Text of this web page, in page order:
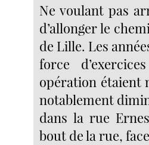
Ne voulant pas
d’allonger le
de Lille. Les
force
opération étaient
notablement
dans la rue
bout de la rue,